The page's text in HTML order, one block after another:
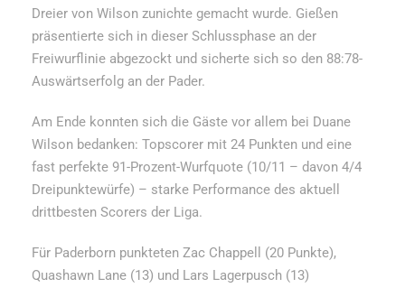
Dreier von Wilson zunichte gemacht wurde. Gießen
präsentierte sich in dieser Schlussphase an der
Freiwurflinie abgezockt und sicherte sich so den 88:78-
Auswärtserfolg an der Pader.
Am Ende konnten sich die Gäste vor allem bei Duane
Wilson bedanken: Topscorer mit 24 Punkten und eine
fast perfekte 91-Prozent-Wurfquote (10/11 – davon 4/4
Dreipunktewürfe) – starke Performance des aktuell
drittbesten Scorers der Liga.
Für Paderborn punkteten Zac Chappell (20 Punkte),
Quashawn Lane (13) und Lars Lagerpusch (13)